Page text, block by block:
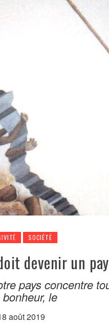
SOCIÉTÉ
devenir un
pays concentre
le
août 2019